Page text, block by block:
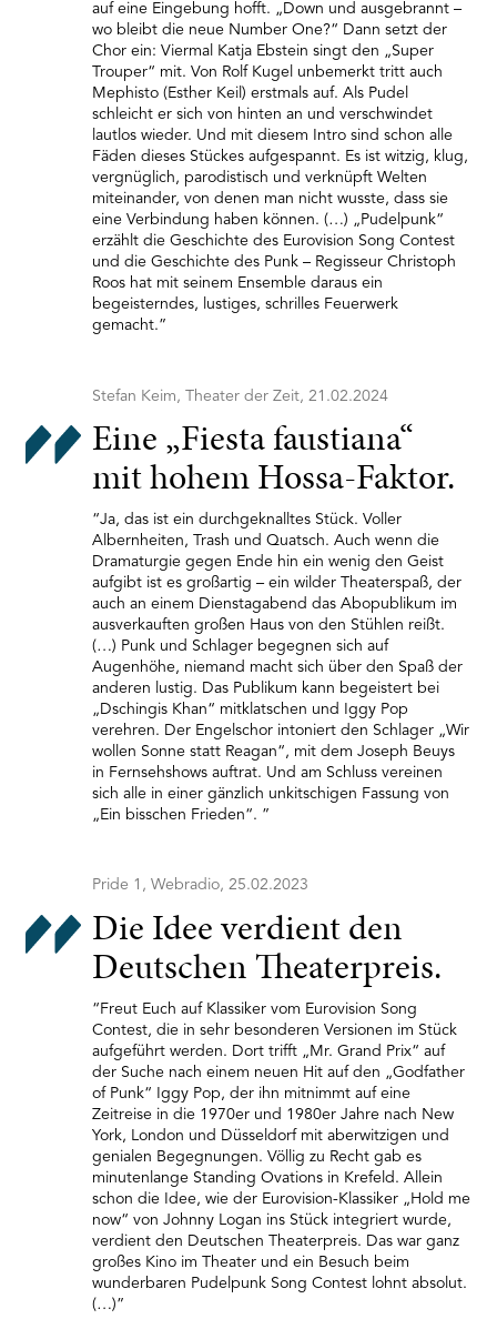
auf eine Eingebung hofft. „Down und ausgebrannt –
wo bleibt die neue Number One?“ Dann setzt der
Chor ein: Viermal Katja Ebstein singt den „Super
Trouper“ mit. Von Rolf Kugel unbemerkt tritt auch
Mephisto (Esther Keil) erstmals auf. Als Pudel
schleicht er sich von hinten an und verschwindet
lautlos wieder. Und mit diesem Intro sind schon alle
Fäden dieses Stückes aufgespannt. Es ist witzig, klug,
vergnüglich, parodistisch und verknüpft Welten
miteinander, von denen man nicht wusste, dass sie
eine Verbindung haben können. (…) „Pudelpunk“
erzählt die Geschichte des Eurovision Song Contest
und die Geschichte des Punk – Regisseur Christoph
Roos hat mit seinem Ensemble daraus ein
begeisterndes, lustiges, schrilles Feuerwerk
gemacht.”
Stefan Keim, Theater der Zeit, 21.02.2024
Eine „Fiesta faustiana“
mit hohem Hossa-Faktor.
“Ja, das ist ein durchgeknalltes Stück. Voller
Albernheiten, Trash und Quatsch. Auch wenn die
Dramaturgie gegen Ende hin ein wenig den Geist
aufgibt ist es großartig – ein wilder Theaterspaß, der
auch an einem Dienstagabend das Abopublikum im
ausverkauften großen Haus von den Stühlen reißt.
(…) Punk und Schlager begegnen sich auf
Augenhöhe, niemand macht sich über den Spaß der
anderen lustig. Das Publikum kann begeistert bei
„Dschingis Khan“ mitklatschen und Iggy Pop
verehren. Der Engelschor intoniert den Schlager „Wir
wollen Sonne statt Reagan“, mit dem Joseph Beuys
in Fernsehshows auftrat. Und am Schluss vereinen
sich alle in einer gänzlich unkitschigen Fassung von
„Ein bisschen Frieden“. ”
Pride 1, Webradio, 25.02.2023
Die Idee verdient den
Deutschen Theaterpreis.
“Freut Euch auf Klassiker vom Eurovision Song
Contest, die in sehr besonderen Versionen im Stück
aufgeführt werden. Dort trifft „Mr. Grand Prix“ auf
der Suche nach einem neuen Hit auf den „Godfather
of Punk“ Iggy Pop, der ihn mitnimmt auf eine
Zeitreise in die 1970er und 1980er Jahre nach New
York, London und Düsseldorf mit aberwitzigen und
genialen Begegnungen. Völlig zu Recht gab es
minutenlange Standing Ovations in Krefeld. Allein
schon die Idee, wie der Eurovision-Klassiker „Hold me
now“ von Johnny Logan ins Stück integriert wurde,
verdient den Deutschen Theaterpreis. Das war ganz
großes Kino im Theater und ein Besuch beim
wunderbaren Pudelpunk Song Contest lohnt absolut.
(…)”